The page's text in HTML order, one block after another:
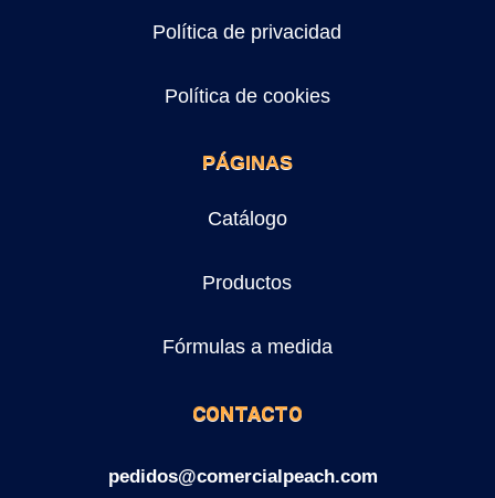
Política de privacidad
Política de cookies
PÁGINAS
Catálogo
Productos
Fórmulas a medida
CONTACTO
pedidos@comercialpeach.com